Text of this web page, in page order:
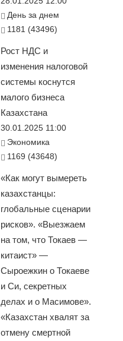
День за днем
1181 (43496)
Рост НДС и
изменения налоговой
системы коснутся
малого бизнеса
Казахстана
30.01.2025 11:00
Экономика
1169 (43648)
«Как могут вымереть
казахстанцы:
глобальные сценарии
рисков». «Выезжаем
на том, что Токаев —
китаист» —
Сыроежкин о Токаеве
и Си, секретных
делах и о Масимове».
«Казахстан хвалят за
отмену смертной